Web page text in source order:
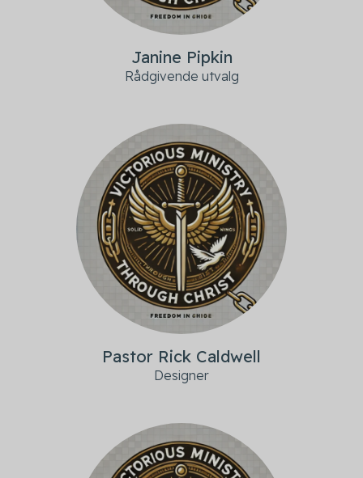
Janine Pipkin
Rådgivende utvalg
Pastor Rick Caldwell
Designer